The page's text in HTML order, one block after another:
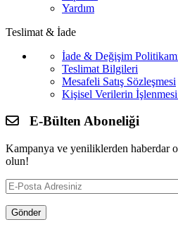
Yardım
Teslimat & İade
İade & Değişim
Teslimat Bilgileri
Mesafeli Satış Sözleşmesi
Kişisel Verilerin
E-Bülten Aboneliği
Kampanya ve yeniliklerden haberdar
olun!